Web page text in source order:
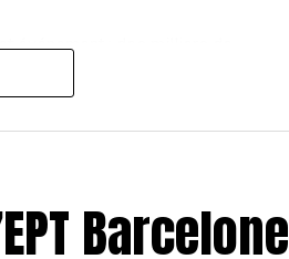
événement : des milliers de
600 personnes mobilisées
demi million de jetons et
est avant toute une
durant ces deux
Barcelone